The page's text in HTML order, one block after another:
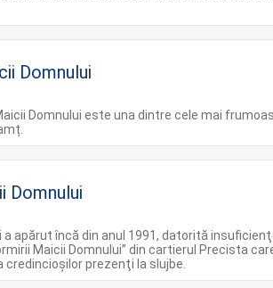
Domnului
Domnului este una dintre cele mai
Domnului
apărut încă din anul 1991, datorită
Maicii Domnului” din cartierul Precista
prezenţi la slujbe.